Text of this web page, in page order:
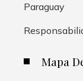
Paraguay
Mapa